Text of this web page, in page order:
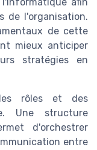
de l'organisation.
de cette
mieux anticiper
stratégies en
rôles et des
Une structure
d'orchestrer
entre